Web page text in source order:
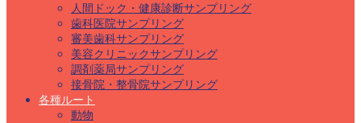
人間ドック・健康診断サンプリング
歯科医院サンプリング
審美歯科サンプリング
美容クリニックサンプリング
調剤薬局サンプリング
接骨院・整骨院サンプリング
各種ルート
動物